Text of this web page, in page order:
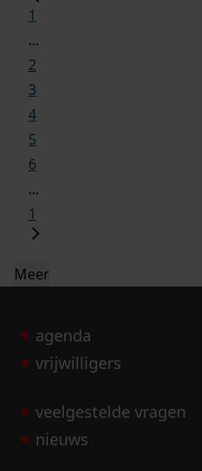
1
...
2
3
4
5
6
...
1
Meer
agenda
vrijwilligers
veelgestelde vragen
nieuws